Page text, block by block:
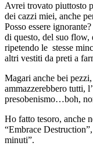
Avrei trovato piuttosto
dei cazzi miei, anche
Posso essere
di questo, del suo flow,
ripetendo le stesse
altri vestiti da preti a
Magari anche bei
ammazzerebbero tutti,
presobenismo…boh,
Ho fatto tesoro, anche
“Embrace
minuti”.